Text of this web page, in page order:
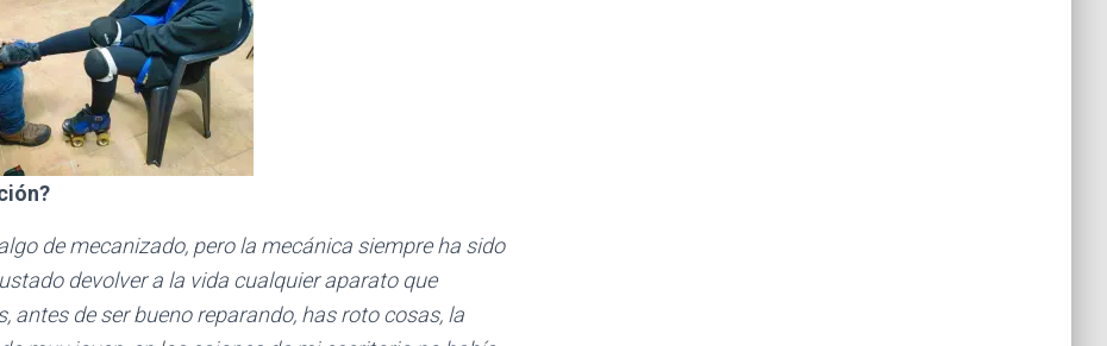
de mecanizado, pero la mecánica siempre ha sido
devolver a la vida cualquier aparato que
antes de ser bueno reparando, has roto cosas, la